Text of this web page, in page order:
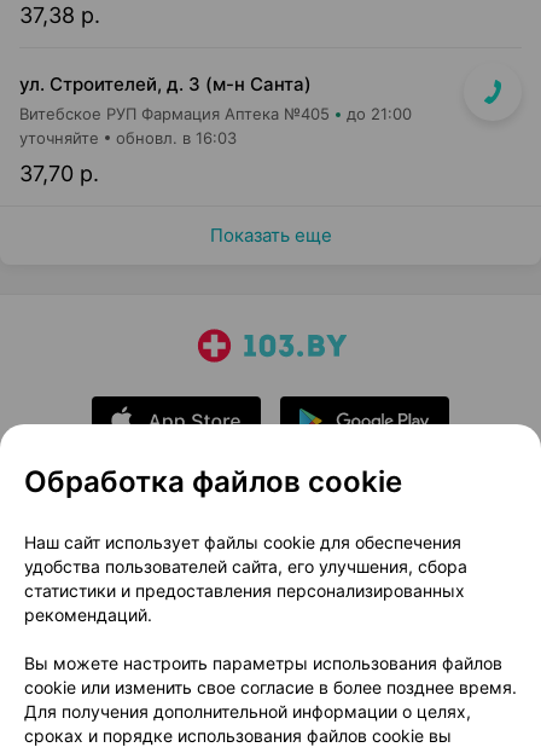
37,38 р.
ул. Строителей, д. 3 (м-н Санта)
Витебское РУП Фармация Аптека №405 до 21:00
37,70 р.
уточняйте обновл. в 16:03
Показать еще
О проекте
Новости проекта
Размещение рекламы
Медицинский маркетинг
Публичный договор
Доставка
Способы оплаты
Вакансии
Партнеры
Написать руководителю 103.by
Написать в поддержку
Обработка файлов cookie
Наш сайт использует файлы cookie для обеспечения
удобства пользователей сайта, его улучшения, сбора
статистики и предоставления персонализированных
рекомендаций.
Вы можете настроить параметры использования файлов
cookie или изменить свое согласие в более позднее время.
Для получения дополнительной информации о целях,
сроках и порядке использования файлов cookie вы